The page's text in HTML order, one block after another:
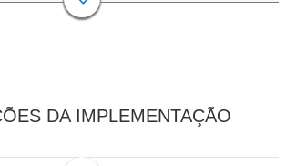
DA IMPLEMENTAÇÃO